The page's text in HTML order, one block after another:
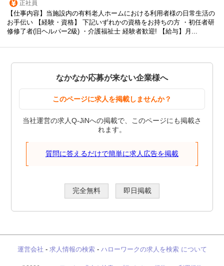
正社員
【仕事内容】当施設内の有料老人ホームにおける利用者様の日常生活の
お手伝い 【経験・資格】 下記いずれかの資格をお持ちの方 ・初任者研
修修了者(旧ヘルパー2級) ・介護福祉士 経験者歓迎! 【給与】月...
なかなか応募が来ない企業様へ
このページに求人を掲載しませんか？
当社運営の求人Q-JiNへの掲載で、このページにも掲載さ
れます。
質問に答えるだけで簡単に求人広告を掲載
完全無料 即日掲載
運営会社 - 求人情報の検索- ハローワークの求人を検索 について